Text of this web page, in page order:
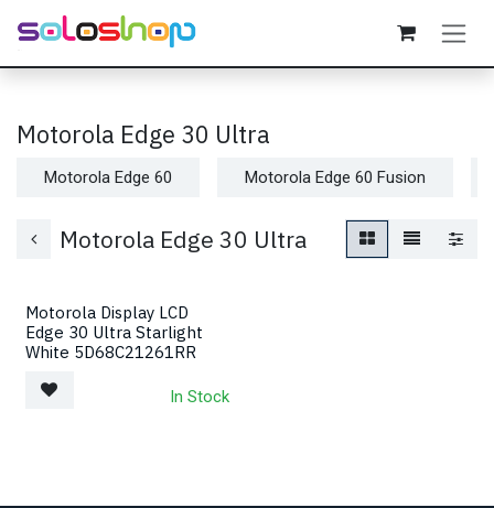
Passa al contenuto
Motorola Edge 30 Ultra
Motorola Edge 60 Motorola Edge 60 Fusion
Motorola Edge 30 Ultra
Motorola Display LCD
Edge 30 Ultra Starlight
White 5D68C21261RR
In Stock